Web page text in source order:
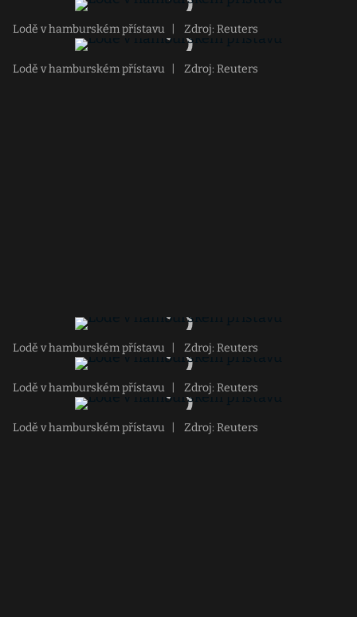
Lodě v hamburském přístavu Zdroj: Reuters
Lodě v hamburském přístavu Zdroj: Reuters
Lodě v hamburském přístavu Zdroj: Reuters
Lodě v hamburském přístavu Zdroj: Reuters
Lodě v hamburském přístavu Zdroj: Reuters